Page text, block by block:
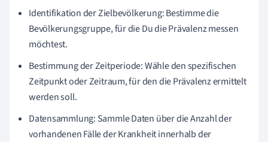
Identifikation der Zielbevölkerung: Bestimme die
Bevölkerungsgruppe, für die Du die Prävalenz messen
möchtest.
Bestimmung der Zeitperiode: Wähle den spezifischen
Zeitpunkt oder Zeitraum, für den die Prävalenz ermittelt
werden soll.
Datensammlung: Sammle Daten über die Anzahl der
vorhandenen Fälle der Krankheit innerhalb der